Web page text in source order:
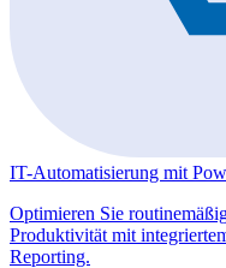
IT-Automatisierung mit
Optimieren Sie
Produktivität mit
Reporting.